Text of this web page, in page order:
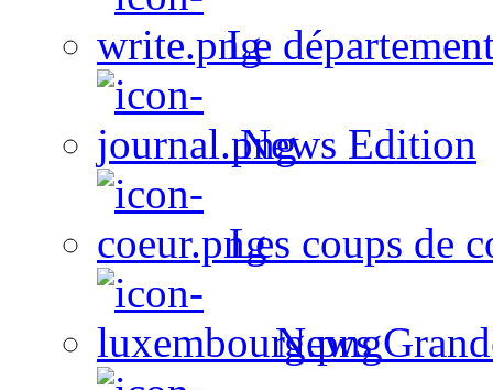
Le
News Edition
Les coups de
News